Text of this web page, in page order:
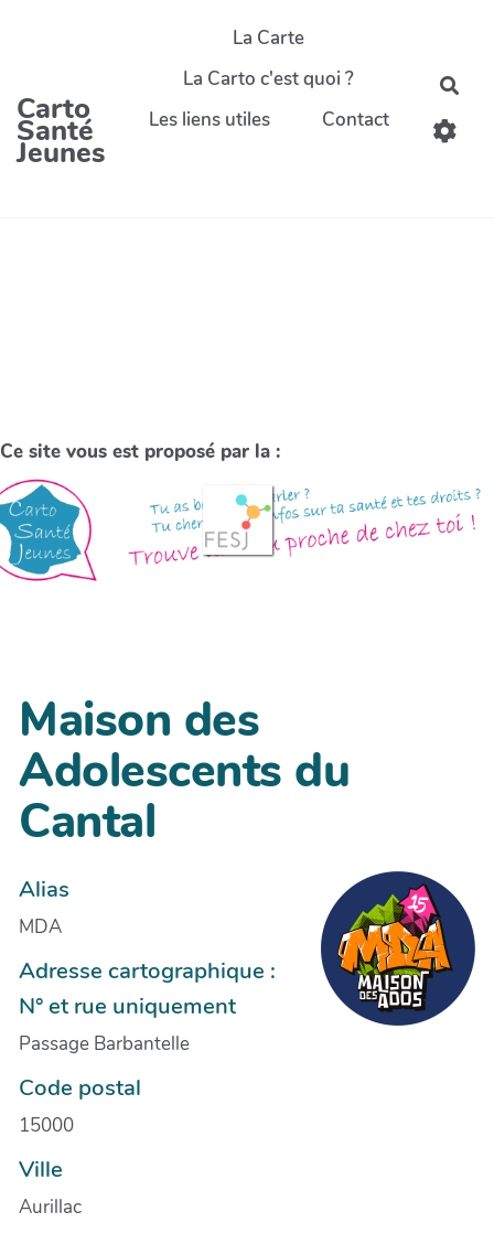
Carto
Santé
Jeunes
La Carte
La Carto c'est quoi ?
Les liens utiles
Contact
Ce site vous est proposé par la :
Maison des
Adolescents du
Cantal
Alias
MDA
Adresse cartographique :
N° et rue uniquement
Passage Barbantelle
Code postal
15000
Ville
Aurillac